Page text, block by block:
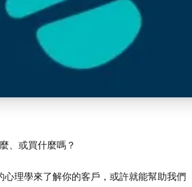
、或買什麼嗎？
理學來了解你的客戶，或許就能幫助我們